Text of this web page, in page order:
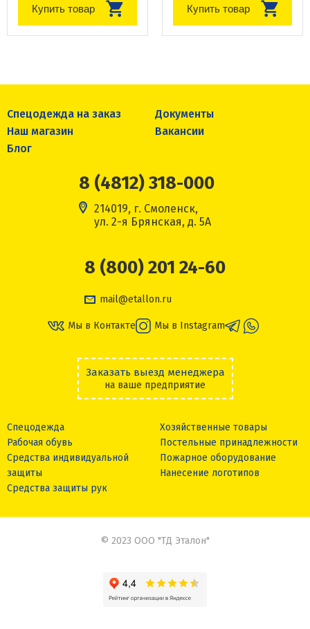
Купить товар Купить товар
Спецодежда на заказ
Документы
Наш магазин
Вакансии
Блог
8 (4812) 318-000
214019, г. Смоленск,
ул. 2-я Брянская, д. 5А
8 (800) 201 24-60
mail@etallon.ru
Мы в Контакте Мы в Instagram
Заказать выезд менеджера
на ваше предприятие
Спецодежда
Рабочая обувь
Средства индивидуальной
защиты
Средства защиты рук
Хозяйственные товары
Постельные принадлежности
Пожарное оборудование
Нанесение логотипов
© 2023 ООО "ТД Эталон"